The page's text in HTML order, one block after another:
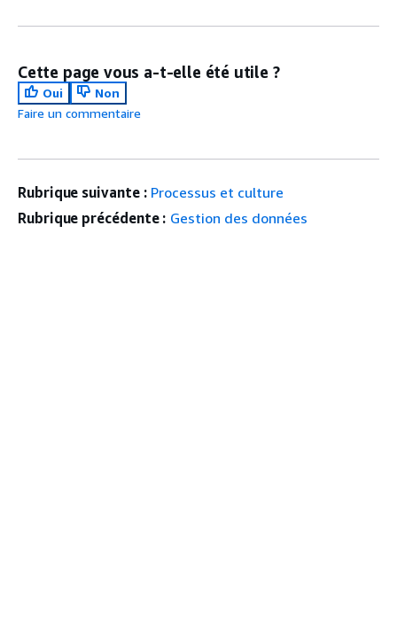
Cette page vous a-t-elle été utile ?
Oui
Non
Faire un commentaire
Rubrique suivante : Processus et culture
Rubrique précédente : Gestion des données